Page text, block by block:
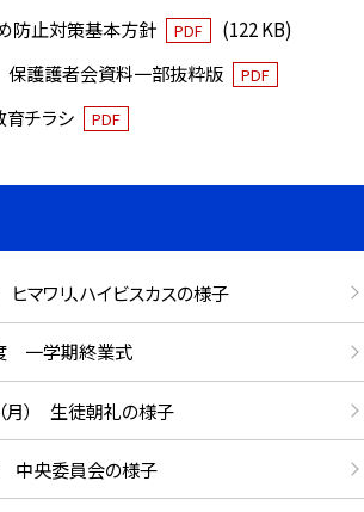
防止対策基本方針
PDF
(122 KB)
護護者会資料一部抜粋版
PDF
育チラシ PDF
マワリ、ハイビスカスの様子
一学期終業式
月） 生徒朝礼の様子
中央委員会の様子